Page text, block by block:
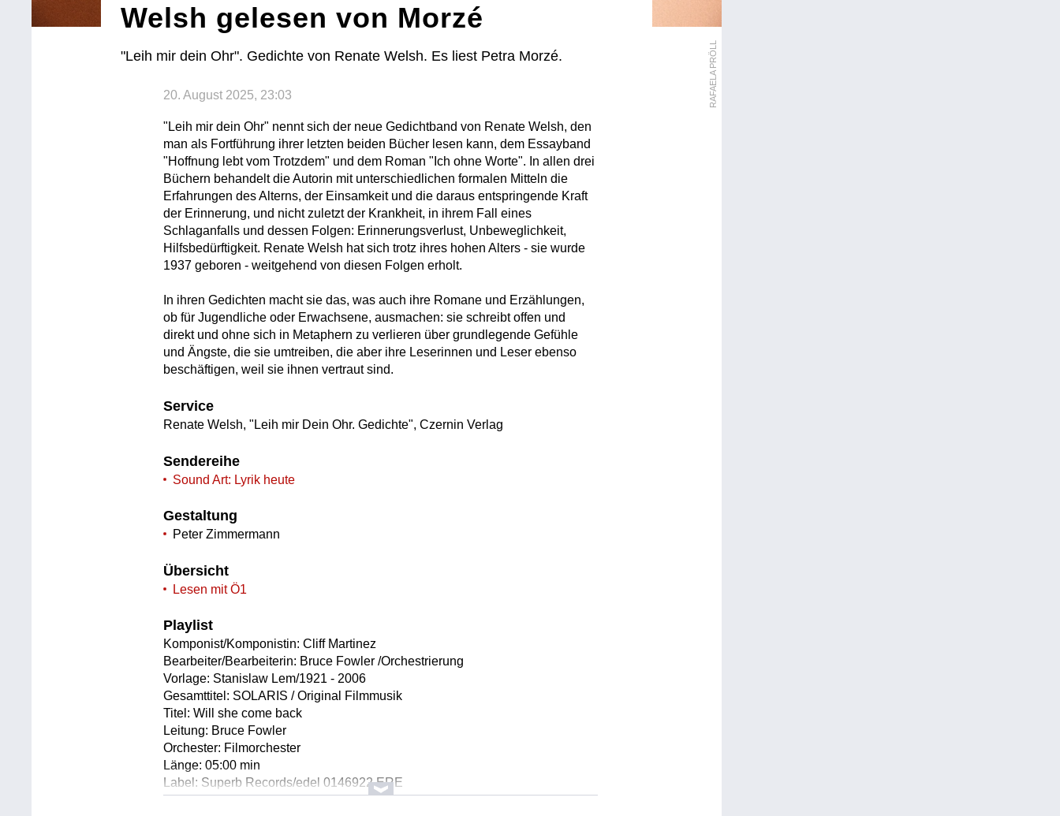
RAFAELA PRÖLL
Welsh gelesen von Morzé
"Leih mir dein Ohr". Gedichte von Renate Welsh. Es liest Petra Morzé.
20. August 2025, 23:03
"Leih mir dein Ohr" nennt sich der neue Gedichtband von Renate Welsh, den
man als Fortführung ihrer letzten beiden Bücher lesen kann, dem Essayband
"Hoffnung lebt vom Trotzdem" und dem Roman "Ich ohne Worte". In allen drei
Büchern behandelt die Autorin mit unterschiedlichen formalen Mitteln die
Erfahrungen des Alterns, der Einsamkeit und die daraus entspringende Kraft
der Erinnerung, und nicht zuletzt der Krankheit, in ihrem Fall eines
Schlaganfalls und dessen Folgen: Erinnerungsverlust, Unbeweglichkeit,
Hilfsbedürftigkeit. Renate Welsh hat sich trotz ihres hohen Alters - sie wurde
1937 geboren - weitgehend von diesen Folgen erholt.
In ihren Gedichten macht sie das, was auch ihre Romane und Erzählungen,
ob für Jugendliche oder Erwachsene, ausmachen: sie schreibt offen und
direkt und ohne sich in Metaphern zu verlieren über grundlegende Gefühle
und Ängste, die sie umtreiben, die aber ihre Leserinnen und Leser ebenso
beschäftigen, weil sie ihnen vertraut sind.
Service
Renate Welsh, "Leih mir Dein Ohr. Gedichte", Czernin Verlag
Sendereihe
Sound Art: Lyrik heute
Gestaltung
Peter Zimmermann
Übersicht
Lesen mit Ö1
Playlist
Komponist/Komponistin: Cliff Martinez
Bearbeiter/Bearbeiterin: Bruce Fowler /Orchestrierung
Vorlage: Stanislaw Lem/1921 - 2006
Gesamttitel: SOLARIS / Original Filmmusik
Titel: Will she come back
Leitung: Bruce Fowler
Orchester: Filmorchester
Länge: 05:00 min
Label: Superb Records/edel 0146922 ERE